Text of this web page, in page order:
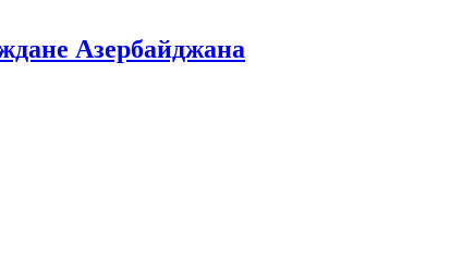
Азербайджана